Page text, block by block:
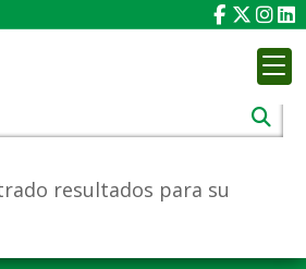
DE LA BÚSQUEDA:
resultados para su